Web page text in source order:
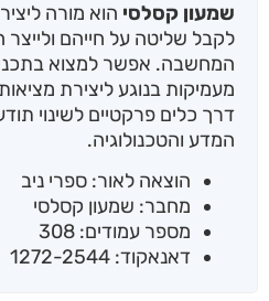
שמעון קסלסי הוא מורה
לקבל שליטה על חייהם
המחשבה. אפשר למצוא
מעמיקות בנוגע ליצירת
דרך כלים פרקטיים לשינוי
המדע והטכנולוגיה.
הוצאה לאור: ספרי ניב
מחבר: שמעון קסלסי
מספר עמודים: 308
דאנאקוד: 1272-2544